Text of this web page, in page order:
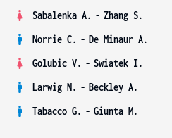
Sabalenka A. - Zhang S.
Norrie C. - De Minaur A.
Golubic V. - Swiatek I.
Larwig N. - Beckley A.
Tabacco G. - Giunta M.